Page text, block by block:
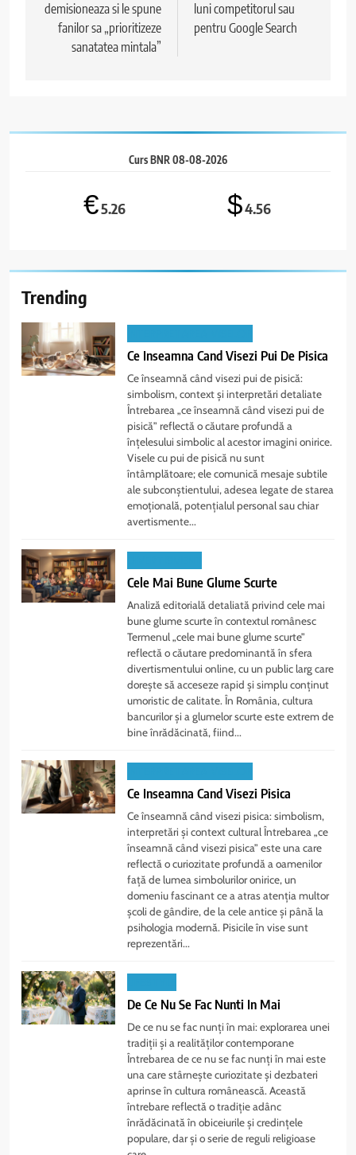
articole
demisioneaza si le spune
fanilor sa „prioritizeze
sanatatea mintala”
luni competitorul sau
pentru Google Search
Curs BNR 08-08-2026
€5.26 $4.56
Trending
Ce Inseamna Cand Visezi Pui De Pisica
Ce înseamnă când visezi pui de pisică:
simbolism, context și interpretări detaliate
Întrebarea „ce înseamnă când visezi pui de
pisică” reflectă o căutare profundă a
înțelesului simbolic al acestor imagini onirice.
Visele cu pui de pisică nu sunt
întâmplătoare; ele comunică mesaje subtile
ale subconștientului, adesea legate de starea
emoțională, potențialul personal sau chiar
avertismente...
Cele Mai Bune Glume Scurte
Analiză editorială detaliată privind cele mai
bune glume scurte în contextul românesc
Termenul „cele mai bune glume scurte”
reflectă o căutare predominantă în sfera
divertismentului online, cu un public larg care
dorește să acceseze rapid și simplu conținut
umoristic de calitate. În România, cultura
bancurilor și a glumelor scurte este extrem de
bine înrădăcinată, fiind...
Ce Inseamna Cand Visezi Pisica
Ce înseamnă când visezi pisica: simbolism,
interpretări și context cultural Întrebarea „ce
înseamnă când visezi pisica” este una care
reflectă o curiozitate profundă a oamenilor
față de lumea simbolurilor onirice, un
domeniu fascinant ce a atras atenția multor
școli de gândire, de la cele antice și până la
psihologia modernă. Pisicile în vise sunt
reprezentări...
De Ce Nu Se Fac Nunti In Mai
De ce nu se fac nunți în mai: explorarea unei
tradiții și a realităților contemporane
Întrebarea de ce nu se fac nunți în mai este
una care stârnește curiozitate și dezbateri
aprinse în cultura românească. Această
întrebare reflectă o tradiție adânc
înrădăcinată în obiceiurile și credințele
populare, dar și o serie de reguli religioase